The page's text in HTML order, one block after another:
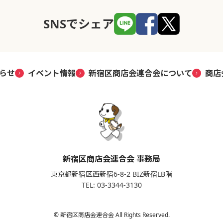
SNSでシェア
せ イベント情報 新宿区商店会連合会について 商
新宿区商店会連合会 事務局
東京都新宿区西新宿6-8-2 BIZ新宿LB階
TEL: 03-3344-3130
© 新宿区商店会連合会 All Rights Reserved.